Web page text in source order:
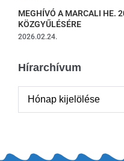
MEGHÍVÓ A MARCALI HE.
KÖZGYŰLÉSÉRE
2026.02.24.
Hírarchívum